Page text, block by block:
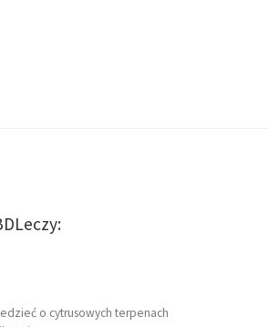
o cytrusowych terpenach